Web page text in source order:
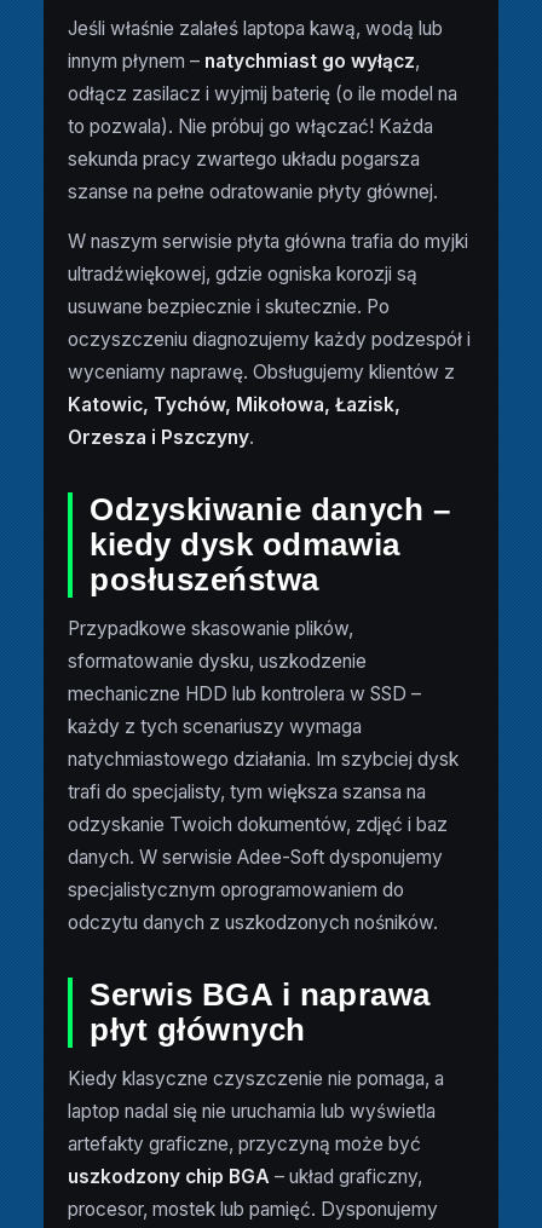
Jeśli właśnie zalałeś laptopa kawą, wodą lub
innym płynem – natychmiast go wyłącz,
odłącz zasilacz i wyjmij baterię (o ile model na
to pozwala). Nie próbuj go włączać! Każda
sekunda pracy zwartego układu pogarsza
szanse na pełne odratowanie płyty głównej.
W naszym serwisie płyta główna trafia do myjki
ultradźwiękowej, gdzie ogniska korozji są
usuwane bezpiecznie i skutecznie. Po
oczyszczeniu diagnozujemy każdy podzespół i
wyceniamy naprawę. Obsługujemy klientów z
Katowic, Tychów, Mikołowa, Łazisk,
Orzesza i Pszczyny.
Odzyskiwanie danych –
kiedy dysk odmawia
posłuszeństwa
Przypadkowe skasowanie plików,
sformatowanie dysku, uszkodzenie
mechaniczne HDD lub kontrolera w SSD –
każdy z tych scenariuszy wymaga
natychmiastowego działania. Im szybciej dysk
trafi do specjalisty, tym większa szansa na
odzyskanie Twoich dokumentów, zdjęć i baz
danych. W serwisie Adee-Soft dysponujemy
specjalistycznym oprogramowaniem do
odczytu danych z uszkodzonych nośników.
Serwis BGA i naprawa
płyt głównych
Kiedy klasyczne czyszczenie nie pomaga, a
laptop nadal się nie uruchamia lub wyświetla
artefakty graficzne, przyczyną może być
uszkodzony chip BGA – układ graficzny,
procesor, mostek lub pamięć. Dysponujemy